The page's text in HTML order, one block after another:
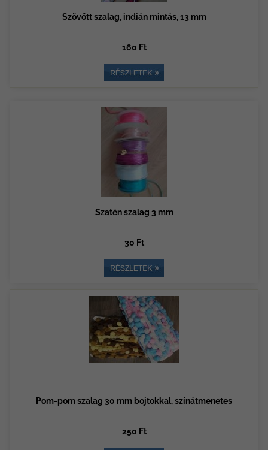
Szövött szalag, indián mintás, 13 mm
160 Ft
Szatén szalag 3 mm
30 Ft
Pom-pom szalag 30 mm bojtokkal, színátmenetes
250 Ft